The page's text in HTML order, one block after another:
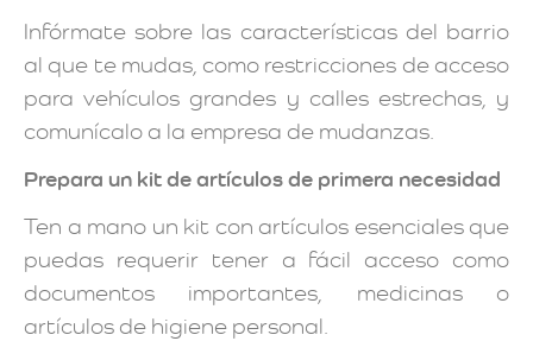
Infórmate sobre las características del barrio
al que te mudas, como restricciones de acceso
para vehículos grandes y calles estrechas, y
comunícalo a la empresa de mudanzas.
Prepara un kit de artículos de primera necesidad
Ten a mano un kit con artículos esenciales que
puedas requerir tener a fácil acceso como
documentos importantes, medicinas o
artículos de higiene personal.